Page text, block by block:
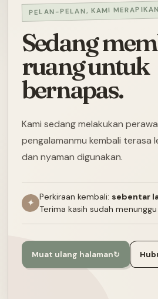
PELAN-PELAN, KAMI MERAPIKAN
Sedang
ruang untuk
bernapas.
Kami sedang melakukan
pengalamanmu kembali terasa
dan nyaman digunakan.
✦ Perkiraan kembali: sebentar
Terima kasih sudah
Muat ulang halaman↻